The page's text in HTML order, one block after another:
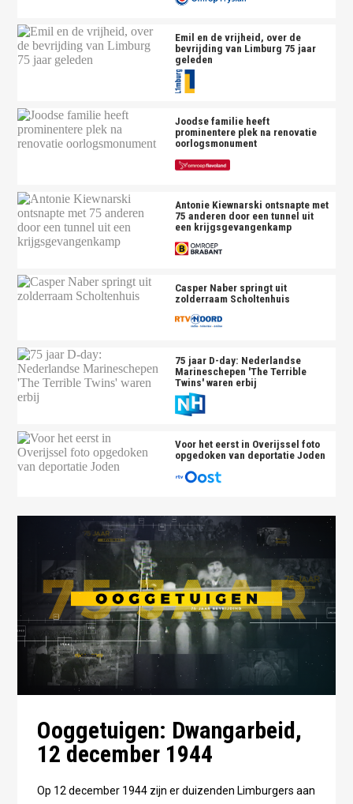
Emil en de vrijheid, over de
bevrijding van Limburg 75 jaar
geleden
Joodse familie heeft
prominentere plek na renovatie
oorlogsmonument
Antonie Kiewnarski ontsnapte met
75 anderen door een tunnel uit
een krijgsgevangenkamp
Casper Naber springt uit
zolderraam Scholtenhuis
75 jaar D-day: Nederlandse
Marineschepen 'The Terrible
Twins' waren erbij
Voor het eerst in Overijssel foto
opgedoken van deportatie Joden
Ooggetuigen: Dwangarbeid,
12 december 1944
Op 12 december 1944 zijn er duizenden Limburgers aan